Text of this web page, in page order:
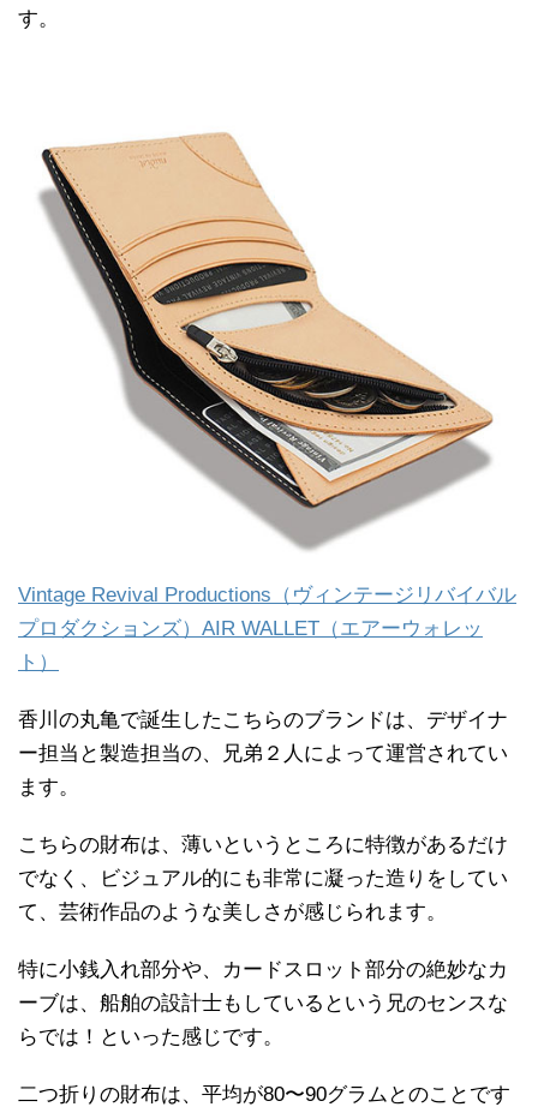
す。
Vintage Revival Productions（ヴィンテージリバイバル
プロダクションズ）AIR WALLET（エアーウォレッ
ト）
香川の丸亀で誕生したこちらのブランドは、デザイナ
ー担当と製造担当の、兄弟２人によって運営されてい
ます。
こちらの財布は、薄いというところに特徴があるだけ
でなく、ビジュアル的にも非常に凝った造りをしてい
て、芸術作品のような美しさが感じられます。
特に小銭入れ部分や、カードスロット部分の絶妙なカ
ーブは、船舶の設計士もしているという兄のセンスな
らでは！といった感じです。
二つ折りの財布は、平均が80〜90グラムとのことです